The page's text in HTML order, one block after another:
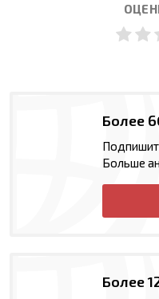
Более
Больше
Более